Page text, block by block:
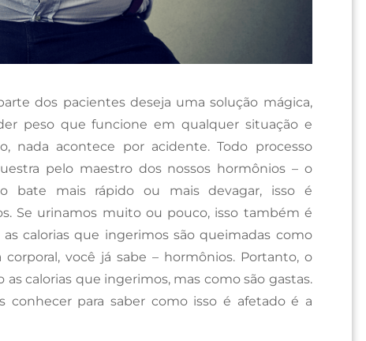
dos pacientes deseja uma solução mágica,
peso que funcione em qualquer situação e
nada acontece por acidente. Todo processo
pelo maestro dos nossos hormônios – o
bate mais rápido ou mais devagar, isso é
Se urinamos muito ou pouco, isso também é
calorias que ingerimos são queimadas como
você já sabe – hormônios. Portanto, o
calorias que ingerimos, mas como são gastas.
conhecer para saber como isso é afetado é a